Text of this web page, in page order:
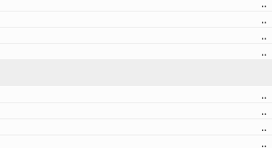
..
..
..
..
..
..
..
..